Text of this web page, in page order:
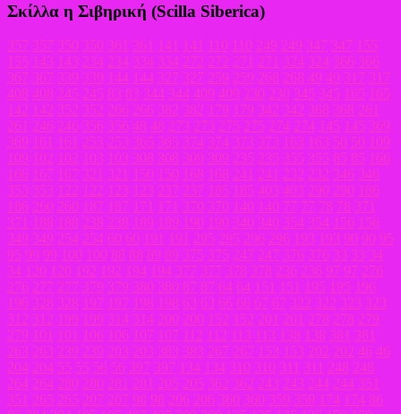
Σκίλλα η Σιβηρική (Scilla Siberica)
357 357 350 350 361 361 141 141 110 110 249 249 347 347 155
155 143 143 234 234 334 334 272 272 271 271 324 324 366 366
367 367 339 339 144 144 327 327 259 259 268 268 49 49 317 317
408 408 245 245 83 83 344 344 409 409 230 230 345 345 165 165
142 142 352 352 266 266 382 382 179 179 342 342 368 368 261
261 246 246 356 356 48 48 273 273 275 275 274 274 145 145 369
369 161 161 253 253 365 365 374 374 373 373 163 163 50 50 109
109 102 102 103 103 308 308 309 309 235 235 355 355 85 85 166
166 167 167 321 321 150 150 168 168 241 241 232 232 346 346
353 353 122 122 123 123 237 237 185 185 403 403 290 290 186
186 260 260 187 187 171 171 370 370 140 140 77 77 78 78 371
371 188 188 238 238 189 189 190 190 340 340 354 354 156 156
349 349 254 254 60 60 191 191 295 295 296 296 193 193 90 90 95
95 99 99 100 100 88 88 89 89 375 375 247 247 376 376 33 33 34
34 120 120 192 192 194 194 377 377 378 378 236 236 97 97 276
276 277 277 379 379 380 380 87 87 64 64 151 151 195 195 196
196 328 328 197 197 198 198 63 63 66 66 67 67 322 322 323 323
312 312 199 199 314 314 200 200 152 152 201 201 278 278 279
279 101 101 106 106 107 107 112 112 113 113 138 138 381 381
263 263 239 239 203 203 383 383 267 267 153 153 202 202 46 46
204 204 55 55 56 56 397 397 134 134 310 310 311 311 248 248
264 264 280 280 281 281 205 205 362 362 243 243 244 244 351
351 265 265 207 207 98 98 206 206 360 360 359 359 174 174 86